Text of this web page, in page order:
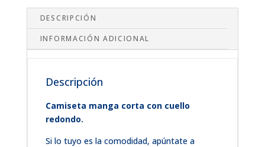
DESCRIPCIÓN
INFORMACIÓN ADICIONAL
Descripción
Camiseta manga corta con cuello
redondo.
Si lo tuyo es la comodidad, apúntate a